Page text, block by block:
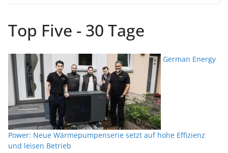
Top Five - 30 Tage
German Energy
Power: Neue Wärmepumpenserie setzt auf hohe Effizienz
und leisen Betrieb